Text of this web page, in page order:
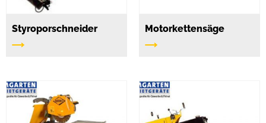
Styroporschneider Motorkettensäge